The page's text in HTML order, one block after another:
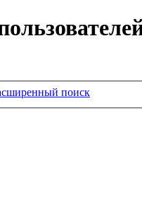
поиск